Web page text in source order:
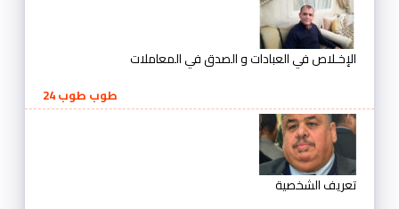
الإخـلاص في العبادات و الصدق في المعاملات
طوب طوب 24
تعريف الشخصية